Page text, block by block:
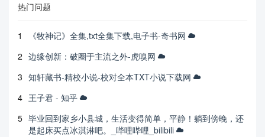
热门问题
1
《牧神记》全集,txt全集下载,电子书-奇书网
2 边缘创新：破圈于主流之外-虎嗅网
3 知轩藏书-精校小说-校对全本TXT小说下载网
4 王子君 - 知乎
5 毕业回到家乡小县城，生活变得简单，平静！躺到傍晚，还
是起床买点冰淇淋吧。_哔哩哔哩_bilibili